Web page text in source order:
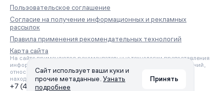
Пользовательское соглашение
Согласие на получение информационных и рекламных
рассылок
Правила применения рекомендательных технологий
Карта сайта
На сайте применяются рекомендательные технологии предоставления
информации на основе сбора, систематизации и анализа сведений,
относящихся к предпочтениям пользователей сети «Интернет»,
находящихся на территории Российской Федерации.
+7 (495) 157-88-80
Сайт использует ваши куки и
прочие метаданные. Узнать
подробнее
Принять